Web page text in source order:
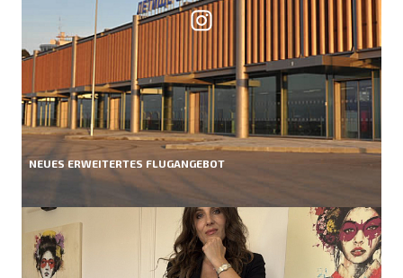
NEUES ERWEITERTES FLUGANGEBOT